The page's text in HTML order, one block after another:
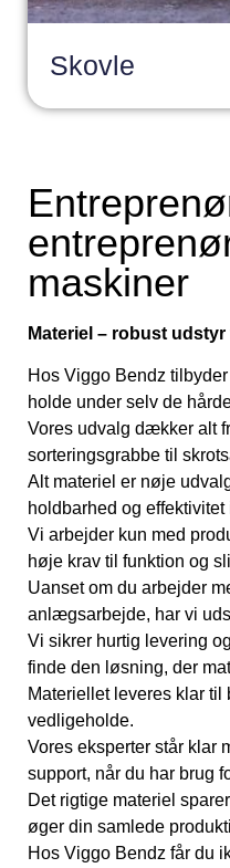
Skovle
maskiner
Materiel – robust
Hos Viggo Bendz
holde under selv de
Vores udvalg dækker alt
sorteringsgrabbe til
Alt materiel er nøje
holdbarhed og effektivitet
Vi arbejder kun med
høje krav til funktion og
Uanset om du arbejder
anlægsarbejde, har vi
Vi sikrer hurtig levering
finde den løsning, der
Materiellet leveres klar til
vedligeholde.
Vores eksperter står klar
support, når du har brug
Det rigtige materiel
øger din samlede
Hos Viggo Bendz får du